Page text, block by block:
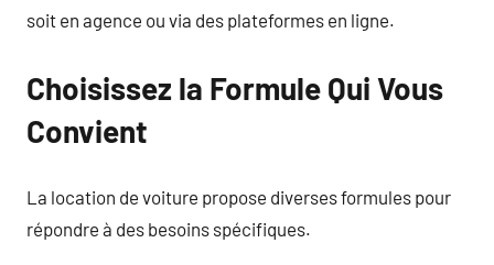
soit en agence ou via des plateformes en ligne.
Choisissez la Formule Qui Vous
Convient
La location de voiture propose diverses formules pour
répondre à des besoins spécifiques.